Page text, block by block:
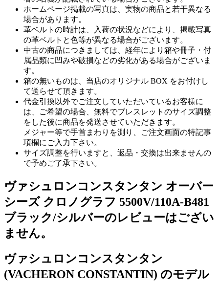
ホームページ掲載の写真は、実物の商品と若干異なる
場合があります。
革ベルトの時計は、入荷の状況などにより、掲載写真
の革ベルトと色等が異なる場合がございます。
中古の商品につきましては、経年により箱や冊子・付
属品類に凹みや破損などの劣化がある場合がございま
す。
箱の無いものは、当店のオリジナル BOX をお付けし
て送らせて頂きます。
代金引換以外でご注文していただいているお客様に
は、ご希望の場合、無料でブレスレットのサイズ調整
をした後に商品を発送させていただきます。
メジャー等で手首まわりを測り、ご注文画面の特記事
項欄にご入力下さい。
サイズ調整を行いますと、返品・交換は出来ませんの
で予めご了承下さい。
ヴァシュロンコンスタンタン オーバー
シーズ クロノグラフ 5500V/110A-B481
ブラック/シルバーのレビューはござい
ません。
ヴァシュロンコンスタンタン
(VACHERON CONSTANTIN) のモデル